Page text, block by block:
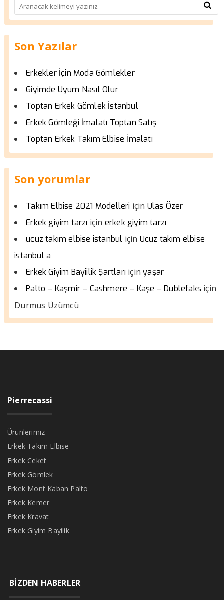
Son Yazılar
Erkekler İçin Moda Gömlekler
Giyimde Uyum Nasıl Olur
Toptan Erkek Gömlek İstanbul
Erkek Gömleği İmalatı Toptan Satış
Toptan Erkek Takım Elbise İmalatı
Son yorumlar
Takım Elbise 2021 Modelleri için Ulas Özer
Erkek giyim tarzı için erkek giyim tarzı
ucuz takım elbise istanbul için Ucuz takım elbise
istanbul a
Erkek Giyim Bayiilik Şartları içinyaşar
Palto – Kaşmir – Cashmere – Kaşe – Dublefaks için
Durmus Üzümcü
Pierrecassi
Ürünlerimiz
Erkek Takım Elbise
Erkek Ceket
Erkek Gömlek
Erkek Mont Kaban Palto
Erkek Kemer
Erkek Kravat
Erkek Giyim Bayilik
BİZDEN HABERLER